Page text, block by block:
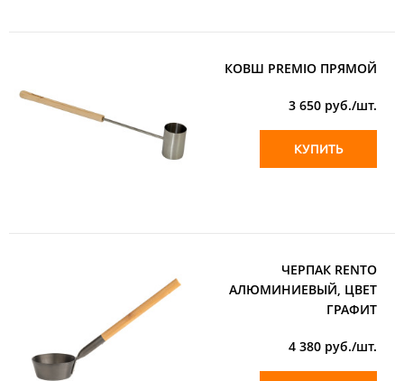
КОВШ PREMIO ПРЯМОЙ
3 650 руб./шт.
КУПИТЬ
ЧЕРПАК RENTO
АЛЮМИНИЕВЫЙ, ЦВЕТ
ГРАФИТ
4 380 руб./шт.